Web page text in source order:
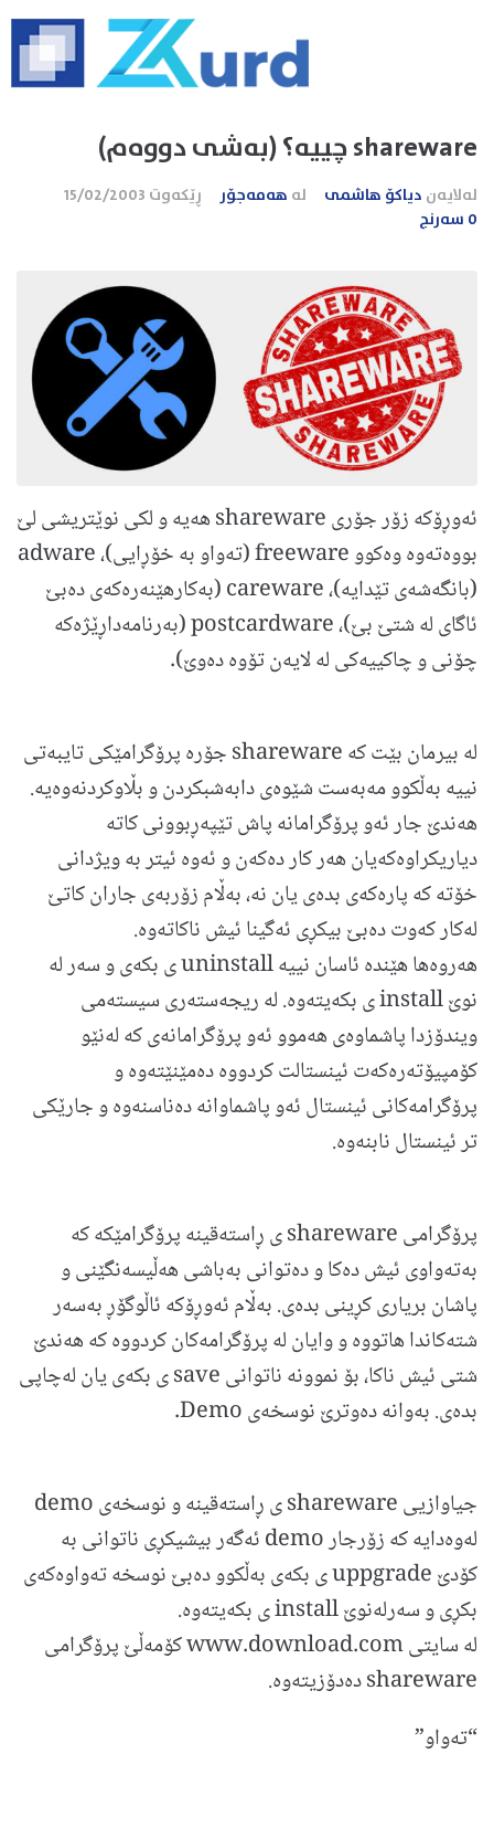
shareware چییه‌؟ (به‌شی دووه‌م)
لەلایەن دیاکۆ هاشمی لە هەمەجۆر ڕێکەوت 15/02/2003
0 سەرنج
ئه‌وڕۆكه زۆر جۆری shareware هه‌یه و لكی نوێتریشی لێ
بووه‌ته‌وه وه‌كوو freeware (ته‌واو به خۆڕایی)، adware
(بانگه‌شه‌ی تێدایه)، careware (به‌كارهێنه‌ره‌كه‌ی ده‌بێ
ئاگای له شتێ بێ)، postcardware (به‌رنامه‌داڕێژه‌كه
چۆنی و چاكییه‌كی له لایه‌ن تۆوه ده‌وێ).
له بیرمان بێت كه shareware جۆره پرۆگرامێكی تایبه‌تی
نییه به‌ڵكوو مه‌به‌ست شێوه‌ی دابه‌شبكردن و بڵاوكردنه‌وه‌یه.
هه‌ندێ جار ئه‌و پرۆگرامانه پاش تێپه‌ڕبوونی كاته
دیاریكراوه‌كه‌یان هه‌ر كار ده‌كه‌ن و ئه‌وه ئیتر به ویژدانی
خۆته كه پاره‌كه‌ی بده‌ی یان نه، به‌ڵام زۆربه‌ی جاران كاتێ
له‌كار كه‌وت ده‌بێ بیكڕی ئه‌گینا ئیش ناكاته‌وه.
هه‌روه‌ها هێنده ئاسان نییه uninstall ی بكه‌ی و سه‌ر له
نوێ install ی بكه‌یته‌وه. له ریجه‌سته‌ری سیسته‌می
ویندۆزدا پاشماوه‌ی هه‌موو ئه‌و پرۆگرامانه‌ی كه له‌نێو
كۆمپیۆته‌ره‌كه‌ت ئینستالت كردووه ده‌مێنێته‌وه و
پرۆگرامه‌كانی ئینستال ئه‌و پاشماوانه‌ ده‌ناسنه‌وه و جارێكی
تر ئینستال نابنه‌وه.
پرۆگرامی shareware ی ڕاسته‌قینه پرۆگرامێكه كه
به‌ته‌واوی ئیش ده‌كا و ده‌توانی به‌باشی هه‌ڵیسه‌‌نگێنی و
پاشان بریاری كڕینی بده‌ی. به‌ڵام ئه‌وڕۆكه ئاڵوگۆڕ به‌سه‌ر
شته‌كاندا هاتووه و وایان له پرۆگرامه‌كان كردووه كه هه‌ندێ
شتی ئیش ناكا، بۆ نموونه ناتوانی save ی بكه‌ی یان له‌چاپی
بده‌ی. به‌وانه ده‌وترێ نوسخه‌ی Demo.
جیاوازیی shareware ی ڕاسته‌قینه و نوسخه‌ی demo
له‌وه‌دایه كه زۆرجار demo ئه‌گه‌ر بیشیكڕی ناتوانی به
كۆدێ uppgrade ی بكه‌ی به‌ڵكوو ده‌بێ نوسخه ته‌واوه‌كه‌ی
بكڕی و سه‌رله‌نوێ install ی بكه‌یته‌وه.
له سایتی www.download.com كۆمه‌ڵێ پرۆگرامی
shareware ده‌دۆزیته‌وه.
“ته‌واو”